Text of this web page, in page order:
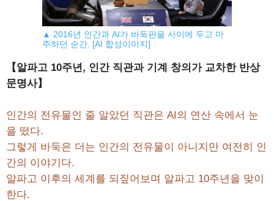
▲ 2016년 인간과 AI가 바둑판을 사이에 두고 마
주하던 순간. [AI 합성이미지]
【알파고 10주년, 인간 직관과 기계 창의가 교차한 반상
문명사】
인간의 전유물인 줄 알았던 직관은 AI의 연산 속에서 눈
을 떴다.
그렇게 바둑은 더는 인간의 전유물이 아니지만 여전히 인
간의 이야기다.
알파고 이후의 세계를 되짚어보며 알파고 10주년을 맞이
한다.